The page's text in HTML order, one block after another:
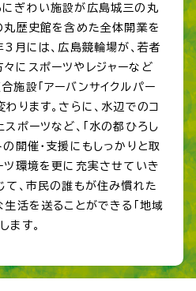
ぎわい施設が広島城三の丸
丸歴史館を含めた全体開業を
3月には、広島競輪場が、若者
にスポーツやレジャーなど
施設「アーバンサイクルパー
ります。さらに、水辺でのコ
ポーツなど、「水の都ひろし
の開催・支援にもしっかりと取
ツ環境を更に充実させていき
て、市民の誰もが住み慣れた
生活を送ることができる「地域
ます。